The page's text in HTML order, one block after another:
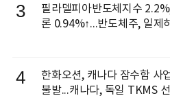
3
필라델피아반도체지수
론 0.94%↑...반도체주, 일제
4
한화오션, 캐나다 잠수함 사
불발...캐나다, 독일 TKMS